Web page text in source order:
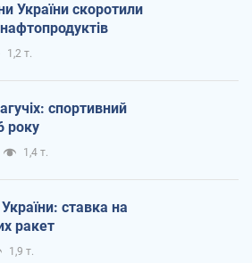
України скоротили
1,2 т.
спортивний
року
1,4 т.
ставка на
ракет
1,9 т.